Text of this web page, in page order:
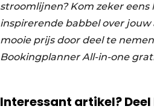
stroomlijnen? Kom zeker eens
inspirerende babbel over jouw
mooie prijs door deel te
Bookingplanner All-in-one
Interessant artikel?